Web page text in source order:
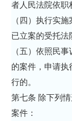
者人民法院依职
（四）执行实
已立案的受托法
（五）依照民
的案件，申请执
行的。
第七条 除下列
案件：